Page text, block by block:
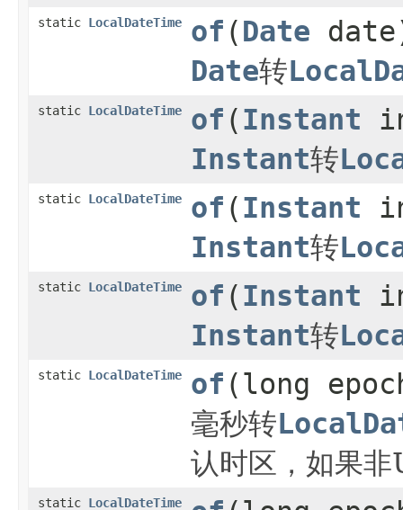
static LocalDateTime of (Date
Date转
static LocalDateTime of (Instant
Instant转
static LocalDateTime of (Instant
Instant转
static LocalDateTime of (Instant
Instant转
static LocalDateTime of (long
毫秒转
认时区，如果
static LocalDateTime